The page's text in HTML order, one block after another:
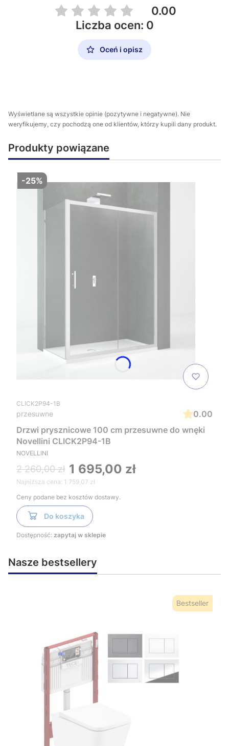
0.00
Liczba ocen: 0
Oceń i opisz
Wyświetlane są wszystkie opinie (pozytywne i negatywne). Nie
weryfikujemy, czy pochodzą one od klientów, którzy kupili dany produkt.
Produkty powiązane
-25%
CLICK2P94-1B
przesuwne
0.00
Drzwi prysznicowe 100 cm przesuwne do wnęki
Novellini CLICK2P94-1B
NOVELLINI
2 260,00 zł 1 695,00 zł
Najniższa cena: 1 759,07 zł
Ceny podane bez kosztów dostawy.
Do koszyka
Dostępność: zapytaj w sklepie
Nasze bestsellery
Bestseller